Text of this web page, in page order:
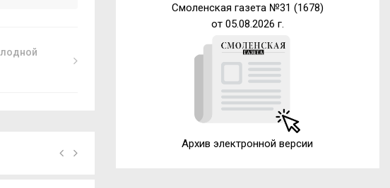
Смоленская газета №31 (1678)
от 05.08.2026 г.
Архив электронной версии